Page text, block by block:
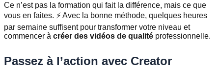
Ce n’est pas la formation qui fait la différence, mais ce que
vous en faites. ⚡ Avec la bonne méthode, quelques heures
par semaine suffisent pour transformer votre niveau et
commencer à créer des vidéos de qualité professionnelle.
Passez à l’action avec Creator